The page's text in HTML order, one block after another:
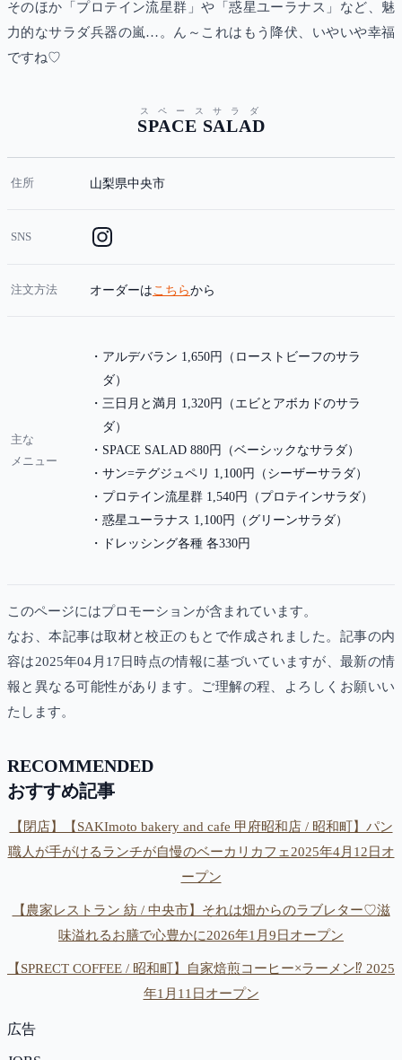
そのほか「プロテイン流星群」や「惑星ユーラナス」など、魅
力的なサラダ兵器の嵐…。ん～これはもう降伏、いやいや幸福
ですね♡
SPACE SALAD
スペースサラダ
住所 山梨県中央市
SNS
注文方法 オーダーは こちらから
主な
メニュー
アルデバラン 1,650円（ローストビーフのサラ
ダ）
三日月と満月 1,320円（エビとアボカドのサラ
ダ）
SPACE SALAD 880円（ベーシックなサラダ）
サン=テグジュペリ 1,100円（シーザーサラダ）
プロテイン流星群 1,540円（プロテインサラダ）
惑星ユーラナス 1,100円（グリーンサラダ）
ドレッシング各種 各330円
このページにはプロモーションが含まれています。
なお、本記事は取材と校正のもとで作成されました。記事の内
容は2025年04月17日時点の情報に基づいていますが、最新の情
報と異なる可能性があります。ご理解の程、よろしくお願いい
たします。
RECOMMENDED
おすすめ記事
【閉店】【SAKImoto bakery and cafe 甲府昭和店 / 昭和町】パン
職人が手がけるランチが自慢のベーカリカフェ2025年4月12日オ
ープン
【農家レストラン 紡 / 中央市】それは畑からのラブレター♡滋
味溢れるお膳で心豊かに2026年1月9日オープン
【SPRECT COFFEE / 昭和町】自家焙煎コーヒー×ラーメン⁉︎ 2025
年1月11日オープン
広告